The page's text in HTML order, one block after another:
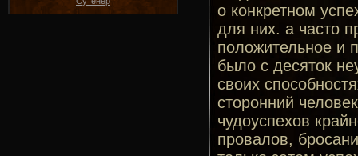
о конкретном
для них. а часто
положительное и
было с десяток
своих
сторонний
чудоуспехов
провалов,